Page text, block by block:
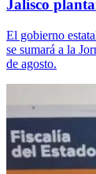
Jalisco
El gobierno
se sumará a la
de agosto.